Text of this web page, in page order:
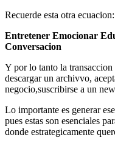
Recuerde esta otra ecuacion:
Entretener Emocionar
Conversacion
Y por lo tanto la
descargar un archivvo,
negocio,suscribirse a un
Lo importante es generar
pues estas son esenciales
donde estrategicamente